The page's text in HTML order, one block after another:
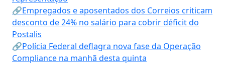
🔗Empregados e aposentados dos Correios criticam
desconto de 24% no salário para cobrir déficit do
Postalis
🔗Polícia Federal deflagra nova fase da Operação
Compliance na manhã desta quinta